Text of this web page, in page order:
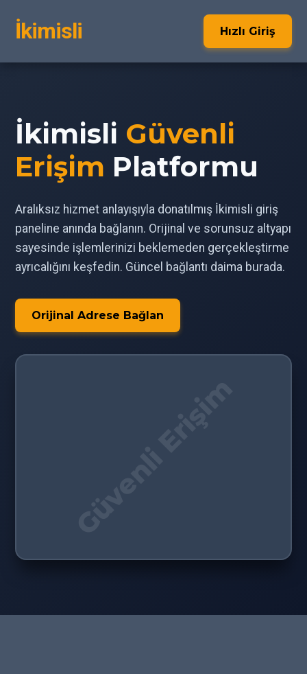
İkimisli Hızlı Giriş
İkimisli Güvenli
Erişim Platformu
Aralıksız hizmet anlayışıyla donatılmış İkimisli giriş
paneline anında bağlanın. Orijinal ve sorunsuz altyapı
sayesinde işlemlerinizi beklemeden gerçekleştirme
ayrıcalığını keşfedin. Güncel bağlantı daima burada.
Orijinal Adrese Bağlan